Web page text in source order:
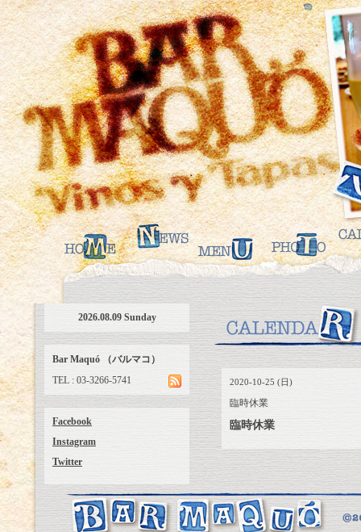
2020-10-25 (日)
臨時休業
臨時休業
2026.08.09 Sunday
Bar Maquó （バルマコ）
TEL : 03-3266-5741
Facebook
Instagram
Twitter